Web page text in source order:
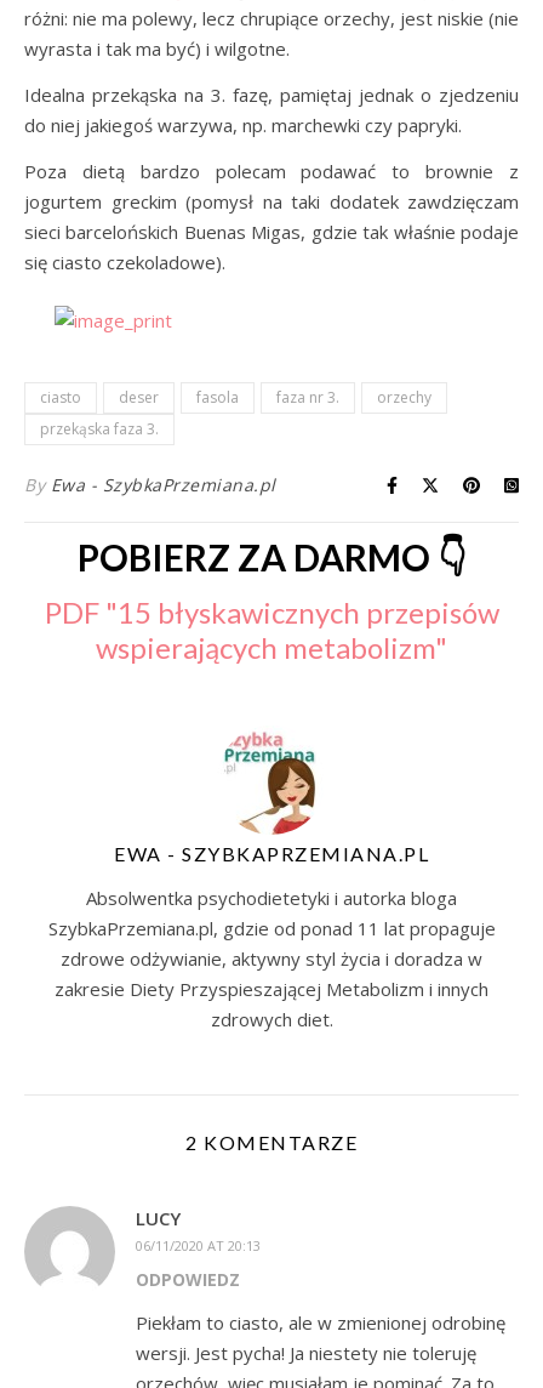
różni: nie ma polewy, lecz chrupiące orzechy, jest niskie (nie
wyrasta i tak ma być) i wilgotne.
Idealna przekąska na 3. fazę, pamiętaj jednak o zjedzeniu
do niej jakiegoś warzywa, np. marchewki czy papryki.
Poza dietą bardzo polecam podawać to brownie z
jogurtem greckim (pomysł na taki dodatek zawdzięczam
sieci barcelońskich Buenas Migas, gdzie tak właśnie podaje
się ciasto czekoladowe).
ciasto deser fasola faza nr 3.
orzechy
przekąska faza 3.
By Ewa - SzybkaPrzemiana.pl
POBIERZ ZA DARMO 👇
PDF "15 błyskawicznych przepisów
wspierających metabolizm"
EWA - SZYBKAPRZEMIANA.PL
Absolwentka psychodietetyki i autorka bloga
SzybkaPrzemiana.pl, gdzie od ponad 11 lat propaguje
zdrowe odżywianie, aktywny styl życia i doradza w
zakresie Diety Przyspieszającej Metabolizm i innych
zdrowych diet.
2 KOMENTARZE
LUCY
06/11/2020 AT 20:13
ODPOWIEDZ
Piekłam to ciasto, ale w zmienionej odrobinę
wersji. Jest pycha! Ja niestety nie toleruję
orzechów, więc musiałam je pominąć. Za to